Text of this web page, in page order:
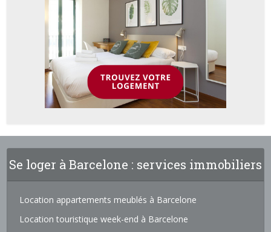
Se loger à Barcelone : services immobiliers
Location appartements meublés à Barcelone
Location touristique week-end à Barcelone